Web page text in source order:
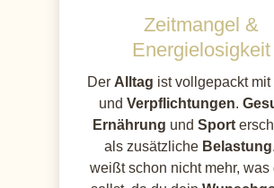
Zeitmangel &
Energielosigkeit
Der Alltag ist vollgepackt mit
und Verpflichtungen.
Ernährung und Sport
als zusätzliche Belastung
weißt schon nicht mehr, was